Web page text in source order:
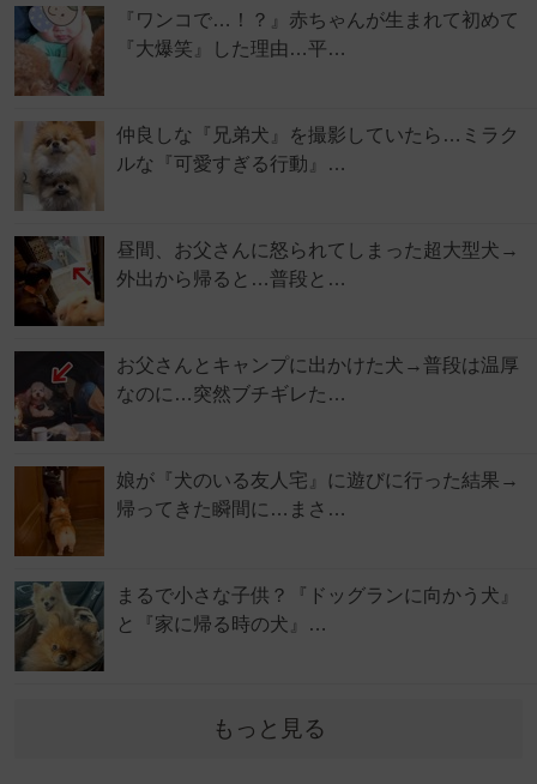
『ワンコで…！？』赤ちゃんが生まれて初めて
『大爆笑』した理由…平…
仲良しな『兄弟犬』を撮影していたら…ミラク
ルな『可愛すぎる行動』…
昼間、お父さんに怒られてしまった超大型犬→
外出から帰ると…普段と…
お父さんとキャンプに出かけた犬→普段は温厚
なのに…突然ブチギレた…
娘が『犬のいる友人宅』に遊びに行った結果→
帰ってきた瞬間に…まさ…
まるで小さな子供？『ドッグランに向かう犬』
と『家に帰る時の犬』…
もっと見る